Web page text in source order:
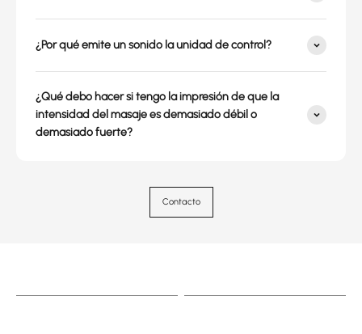
¿Por qué emite un sonido la unidad de control?
¿Qué debo hacer si tengo la impresión de que la
intensidad del masaje es demasiado débil o
demasiado fuerte?
Contacto